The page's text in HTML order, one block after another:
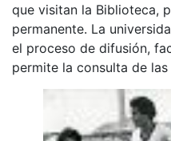
que visitan la Biblioteca,
permanente. La
el proceso de difusión,
permite la consulta de las